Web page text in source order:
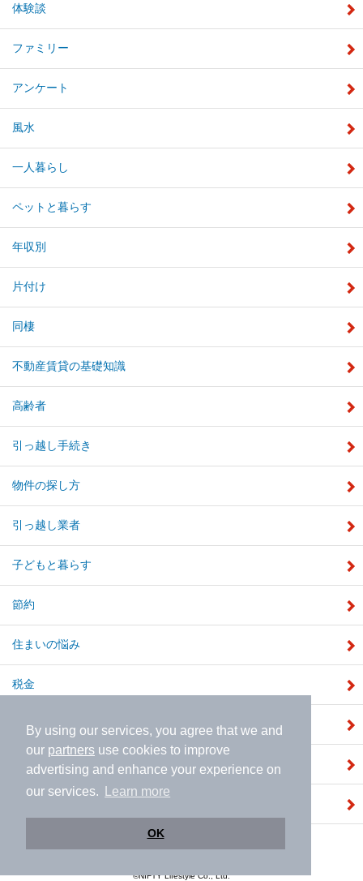
By using our services, you agree that we and
our partners use cookies to improve
advertising and enhance your experience on
our services.
Learn more
OK
体験談
ファミリー
アンケート
風水
一人暮らし
ペットと暮らす
年収別
片付け
同棲
不動産賃貸の基礎知識
高齢者
引っ越し手続き
物件の探し方
引っ越し業者
子どもと暮らす
節約
住まいの悩み
税金
補助金
注文住宅
©NIFTY Lifestyle Co., Ltd.